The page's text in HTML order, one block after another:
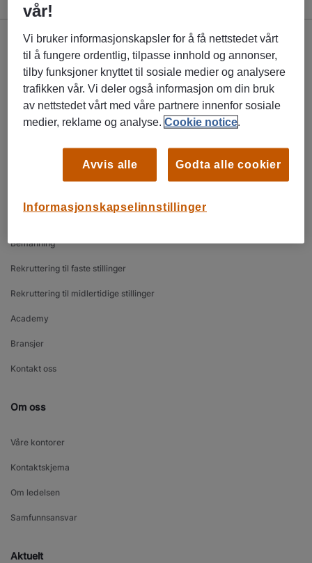
Jobbsøker
Jobb i Manpower
Manpower Academy
Ofte stilte spørsmål
Bedrift
Bemanning
Rekruttering til faste stillinger
Rekruttering til midlertidige stillinger
Academy
Bransjer
Kontakt oss
Om oss
Våre kontorer
Kontaktskjema
Om ledelsen
Samfunnsansvar
Aktuelt
vår!
Vi bruker informasjonskapsler for å få nettstedet vårt
til å fungere ordentlig, tilpasse innhold og annonser,
tilby funksjoner knyttet til sosiale medier og analysere
trafikken vår. Vi deler også informasjon om din bruk
av nettstedet vårt med våre partnere innenfor sosiale
medier, reklame og analyse.Cookie notice
Informasjonskapselinnstillinger
Avvis alle Godta alle cookier